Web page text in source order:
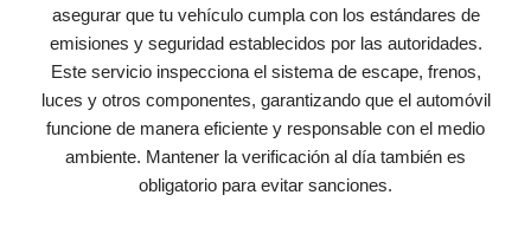
asegurar que tu vehículo cumpla con los estándares de
emisiones y seguridad establecidos por las autoridades.
Este servicio inspecciona el sistema de escape, frenos,
luces y otros componentes, garantizando que el automóvil
funcione de manera eficiente y responsable con el medio
ambiente. Mantener la verificación al día también es
obligatorio para evitar sanciones.